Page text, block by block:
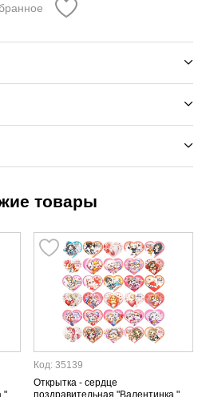
товары
"
Код: 35139
Открытка - сердце
поздравительная "Валентинка "